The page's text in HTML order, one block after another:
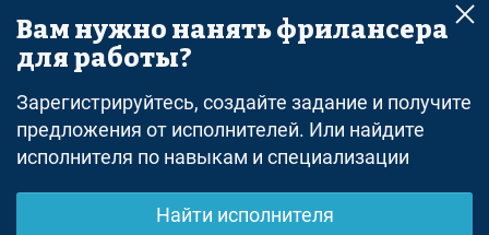
Поиск
Оферта
Политика конфиденциальности
Дисклеймер о ЗоЗПП
Вам нужно нанять фрилансера
для работы?
Зарегистрируйтесь, создайте задание и получите
предложения от исполнителей. Или найдите
исполнителя по навыкам и специализации
Найти исполнителя